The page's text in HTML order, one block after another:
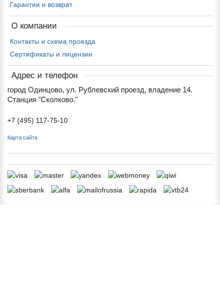
Гарантии и возврат
О компании
Контакты и схема проезда
Сертификаты и лицензии
Адрес и телефон
город Одинцово, ул. Рублевский проезд, владение 14.
Станция "Сколково."
+7 (495) 117-75-10
Карта сайта